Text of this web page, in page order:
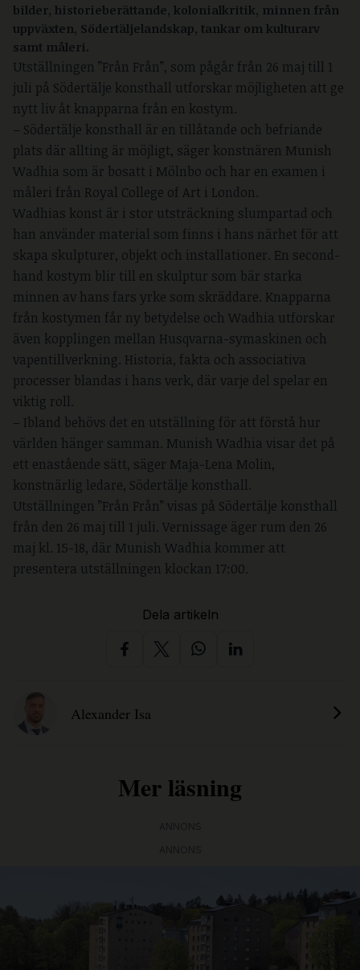
bilder, historieberättande, kolonialkritik, minnen från
uppväxten, Södertäljelandskap, tankar om kulturarv
samt måleri.
Utställningen ”Från Från”, som pågår från 26 maj till 1
juli på Södertälje konsthall utforskar möjligheten att ge
nytt liv åt knapparna från en kostym.
– Södertälje konsthall är en tillåtande och befriande
plats där allting är möjligt, säger konstnären Munish
Wadhia som är bosatt i Mölnbo och har en examen i
måleri från Royal College of Art i London.
Wadhias konst är i stor utsträckning slumpartad och
han använder material som finns i hans närhet för att
skapa skulpturer, objekt och installationer. En second-
hand kostym blir till en skulptur som bär starka
minnen av hans fars yrke som skräddare. Knapparna
från kostymen får ny betydelse och Wadhia utforskar
även kopplingen mellan Husqvarna-symaskinen och
vapentillverkning. Historia, fakta och associativa
processer blandas i hans verk, där varje del spelar en
viktig roll.
– Ibland behövs det en utställning för att förstå hur
världen hänger samman. Munish Wadhia visar det på
ett enastående sätt, säger Maja-Lena Molin,
konstnärlig ledare, Södertälje konsthall.
Utställningen ”Från Från” visas på Södertälje konsthall
från den 26 maj till 1 juli. Vernissage äger rum den 26
maj kl. 15-18, där Munish Wadhia kommer att
presentera utställningen klockan 17:00.
Dela artikeln
Alexander Isa
Mer läsning